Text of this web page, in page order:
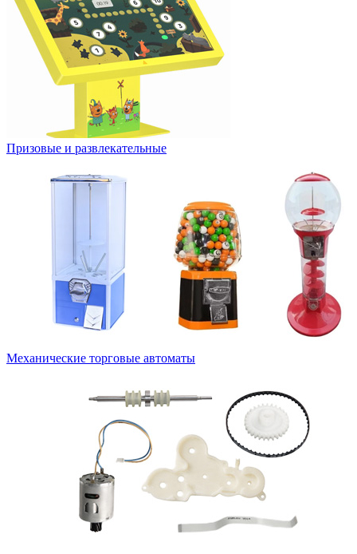
Призовые и развлекательные
Механические торговые автоматы